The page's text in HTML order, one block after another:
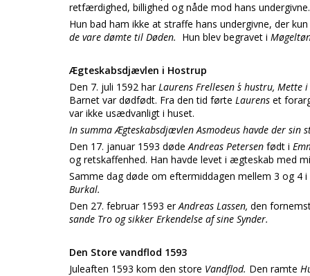
retfærdighed, billighed og nåde mod hans undergivne.
Hun bad ham ikke at straffe hans undergivne, der
de vare dømte til Døden. Hun blev begravet i
Ægteskabsdjævlen i Hostrup
Den 7. juli 1592 harLaurens Frellesen ´s hustru, Mette
Barnet var dødfødt. Fra den tid førte Laurens et
var ikke usædvanligt i huset.
In summa Ægteskabsdjævlen Asmodeus havde der sin
Den 17. januar 1593 dødeAndreas Petersen født i
og retskaffenhed. Han havde levet i ægteskab med
Samme dag døde om eftermiddagen mellem 3 og 4
Burkal.
Den 27. februar 1593 erAndreas Lassen, den
sande Tro og sikker Erkendelse af sine Synder.
Den Store vandflod 1593
Juleaften 1593 kom den store Vandflod. Den ramte